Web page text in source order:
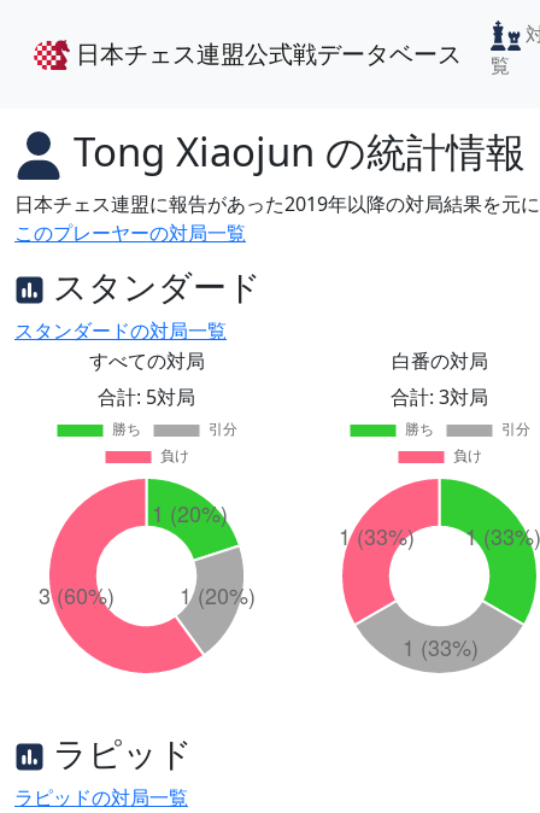
日本チェス連盟公式戦データベース
覧
Tong Xiaojun の統計情報
日本チェス連盟に報告があった2019年以降の対局結果を元
このプレーヤーの対局一覧
スタンダード
スタンダードの対局一覧
すべての対局
合計: 5対局
白番の対局
合計: 3対局
ラピッド
ラピッドの対局一覧